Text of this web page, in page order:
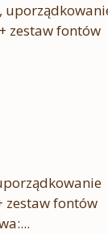
zestaw fontów
fontów